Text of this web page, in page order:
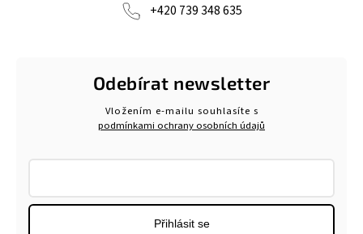
+420 739 348 635
Odebírat newsletter
Vložením e-mailu souhlasíte s
podmínkami ochrany osobních údajů
Přihlásit se